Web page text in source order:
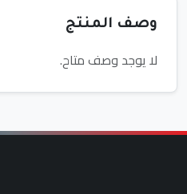
وصف المنتج
لا يوجد وصف متاح.